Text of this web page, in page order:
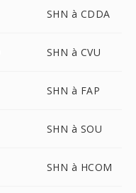
SHN à CDDA
SHN à CVU
SHN à FAP
SHN à SOU
SHN à HCOM